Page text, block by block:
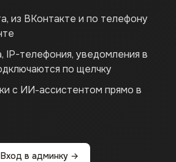
из ВКонтакте и по телефону
IP-телефония, уведомления в
по щелчку
с ИИ-ассистентом прямо в
Вход в админку →